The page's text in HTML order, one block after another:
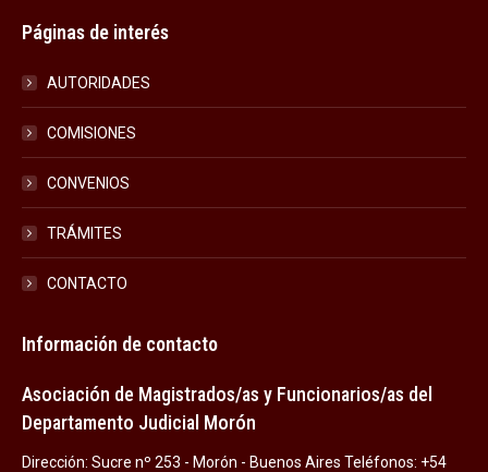
Páginas de interés
AUTORIDADES
COMISIONES
CONVENIOS
TRÁMITES
CONTACTO
Información de contacto
Asociación de Magistrados/as y Funcionarios/as del
Departamento Judicial Morón
Dirección: Sucre nº 253 - Morón - Buenos Aires Teléfonos: +54